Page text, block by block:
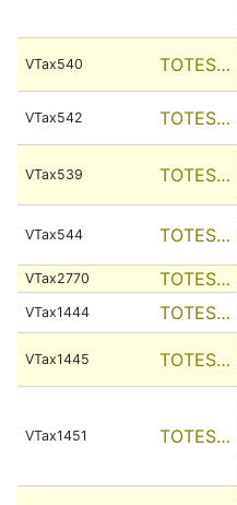
VTax540 TOTES…
VTax542 TOTES…
VTax539 TOTES…
VTax544 TOTES…
VTax2770 TOTES…
VTax1444 TOTES…
VTax1445 TOTES…
VTax1451 TOTES…